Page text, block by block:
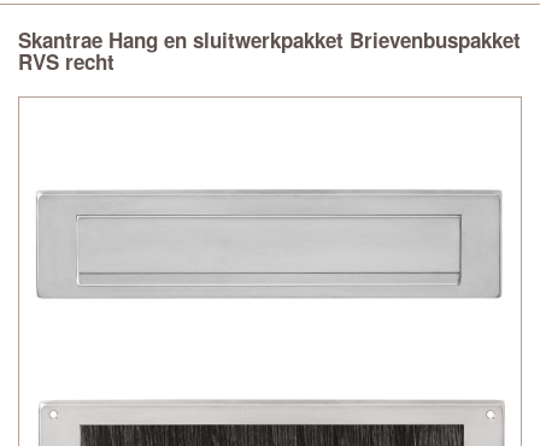
Skantrae Hang en sluitwerkpakket Brievenbuspakket
RVS recht